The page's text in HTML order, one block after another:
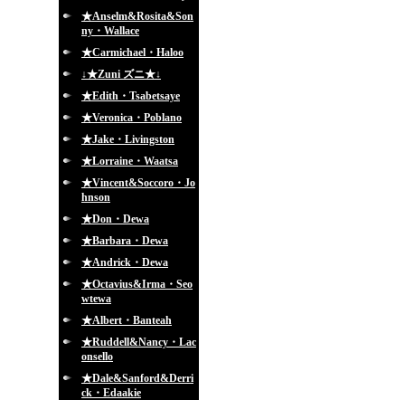
★Anselm&Rosita&Son
ny・Wallace
★Carmichael・Haloo
↓★Zuni ズニ★↓
★Edith・Tsabetsaye
★Veronica・Poblano
★Jake・Livingston
★Lorraine・Waatsa
★Vincent&Soccoro・Jo
hnson
★Don・Dewa
★Barbara・Dewa
★Andrick・Dewa
★Octavius&Irma・Seo
wtewa
★Albert・Banteah
★Ruddell&Nancy・Lac
onsello
★Dale&Sanford&Derri
ck・Edaakie